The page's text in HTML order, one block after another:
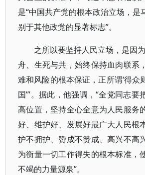
是“中国共产党的根本政治立场，是
别于其他政党的显著标志”。
之所以要坚持人民立场，是因
舟、生死与共，始终保持血肉联系
难和风险的根本保证，正所谓‘得众
国’”。据此，他强调，“全党同志要
高位置，坚持全心全意为人民服务
好、维护好、发展好最广大人民根
护不拥护、赞成不赞成、高兴不高
为衡量一切工作得失的根本标准，
不竭的力量源泉”。